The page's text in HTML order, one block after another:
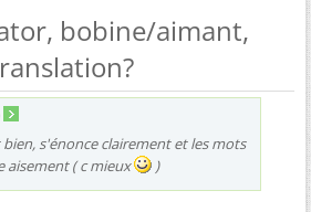
bobine/aimant,
bien, s'énonce clairement et les mots
aisement ( c mieux
)